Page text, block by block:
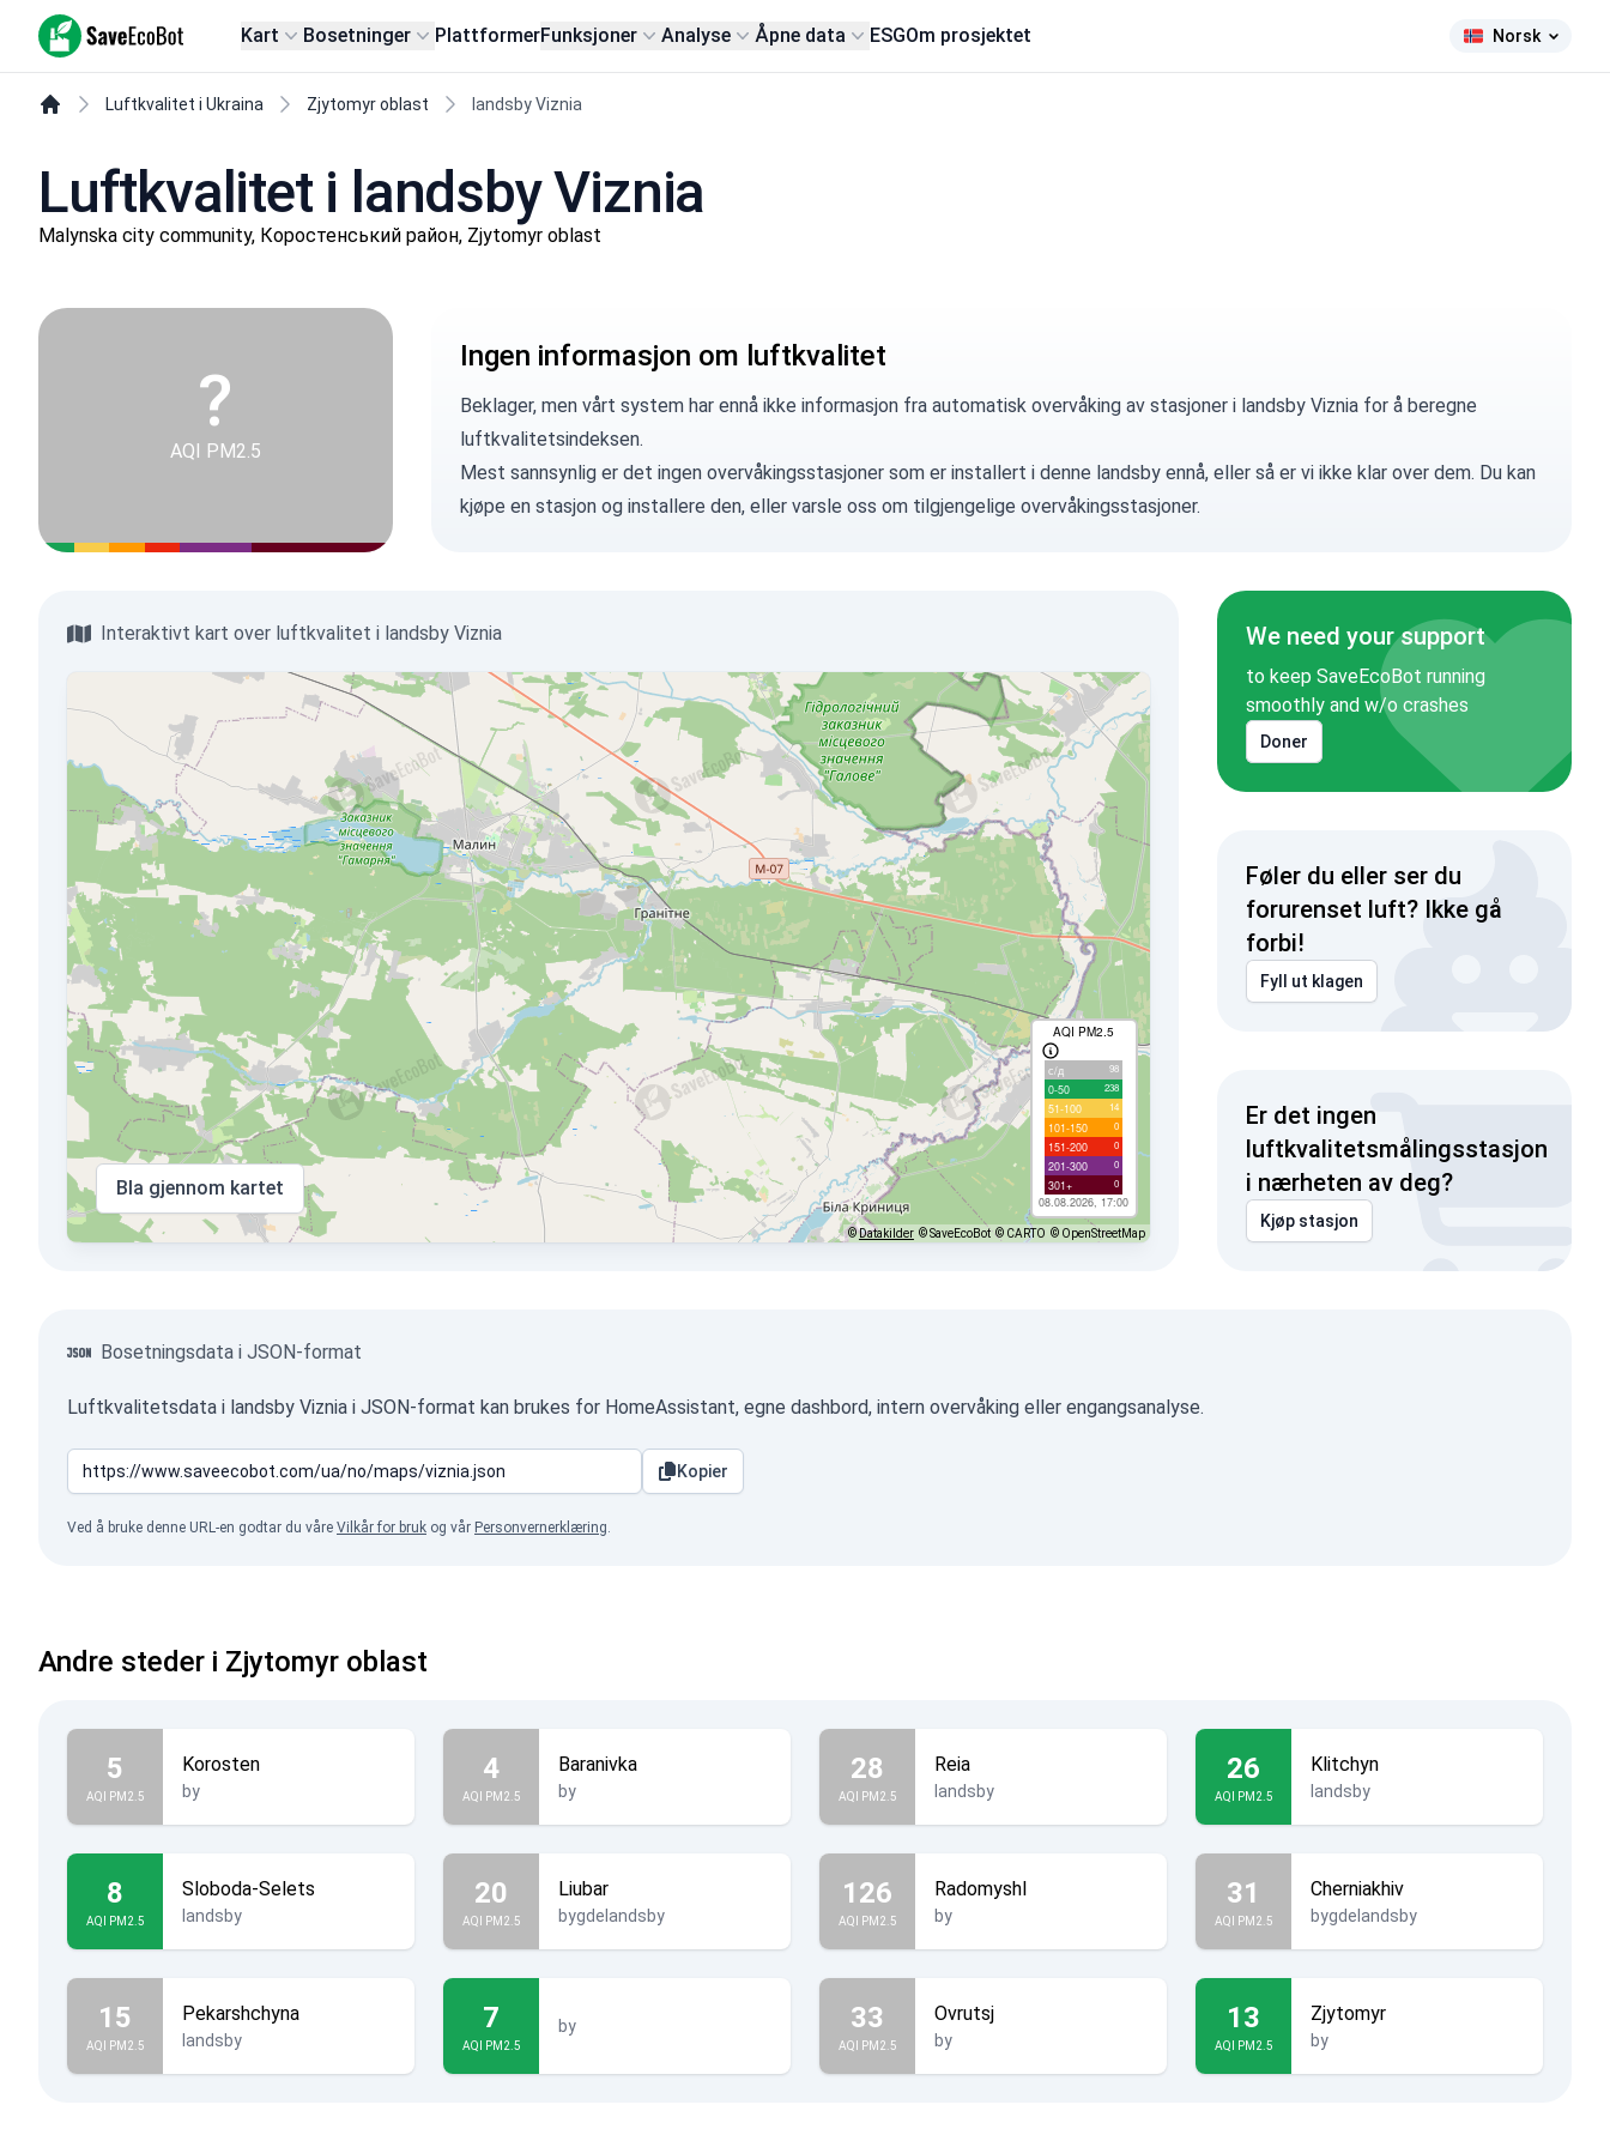
SaveEcoBot Kart Bosetninger PlattformerFunksjoner Analyse Åpne data ESGOm prosjektet Norsk
Luftkvalitet i Ukraina Zjytomyr oblast landsby Viznia
Luftkvalitet i landsby Viznia
Malynska city community, Коростенський район, Zjytomyr oblast
?
AQI PM2.5
Ingen informasjon om luftkvalitet
Beklager, men vårt system har ennå ikke informasjon fra automatisk overvåking av stasjoner i landsby Viznia for å beregne
luftkvalitetsindeksen.
Mest sannsynlig er det ingen overvåkingsstasjoner som er installert i denne landsby ennå, eller så er vi ikke klar over dem. Du kan
kjøpe en stasjonog installere den, eller varsle oss om tilgjengelige overvåkingsstasjoner.
Interaktivt kart over luftkvalitet i landsby Viznia
AQI PM2.5
с/д 98
0-50 238
51-100 14
101-150 0
151-200 0
201-300 0
301+ 0
08.08.2026, 17:00
Bla gjennom kartet
©Datakilder © SaveEcoBot © CARTO © OpenStreetMap
We need your support
to keep SaveEcoBot running
smoothly and w/o crashes
Doner
Føler du eller ser du
forurenset luft? Ikke gå
forbi!
Fyll ut klagen
Er det ingen
luftkvalitetsmålingsstasjon
i nærheten av deg?
Kjøp stasjon
Bosetningsdata i JSON-format
Luftkvalitetsdata i landsby Viznia i JSON-format kan brukes for HomeAssistant, egne dashbord, intern overvåking eller engangsanalyse.
Kopier
Ved å bruke denne URL-en godtar du våre Vilkår for bruk og vår Personvernerklæring.
Andre steder i Zjytomyr oblast
5
AQI PM2.5
Korosten
by
4
AQI PM2.5
Baranivka
by
28
AQI PM2.5
Reia
landsby
26
AQI PM2.5
Klitchyn
landsby
8
AQI PM2.5
Sloboda-Selets
landsby
20
AQI PM2.5
Liubar
bygdelandsby
126
AQI PM2.5
Radomyshl
by
31
AQI PM2.5
Cherniakhiv
bygdelandsby
15
AQI PM2.5
Pekarshchyna
landsby
7
AQI PM2.5
by 33
AQI PM2.5
Ovrutsj
by
13
AQI PM2.5
Zjytomyr
by